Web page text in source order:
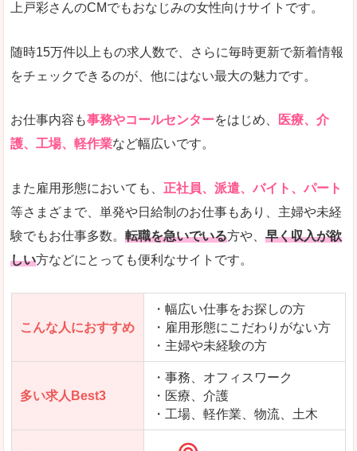
詳しい説明 サイト内の検索の人気ワードで英語や中国語など
人気度 普通のマイナビの方を使っている方が多く、女
さまざまな検索機能が充実しており、条件面やこ
ただし、求人情報が少し見づらいです。
「マイナビ転職女性のおしごと」で「島尻郡粟
国村」の
求人を含んだページを見てみる
上戸彩さんのCMでもおなじみの女性向けサイトです。
随時15万件以上もの求人数で、さらに毎時更新で新着情報
をチェックできるのが、他にはない最大の魅力です。
お仕事内容も事務やコールセンターをはじめ、
医療、介
護、工場、軽作業など幅広いです。
また雇用形態においても、 正社員、派遣、バイト、パート
等さまざまで、単発や日給制のお仕事もあり、主婦や未経
験でもお仕事多数。 転職を急いでいる方や、 早く収入が欲
しい方などにとっても便利なサイトです。
こんな人におすすめ
・幅広い仕事をお探しの方
・雇用形態にこだわりがない方
・主婦や未経験の方
多い求人Best3
・事務、オフィスワーク
・医療、介護
・工場、軽作業、物流、土木